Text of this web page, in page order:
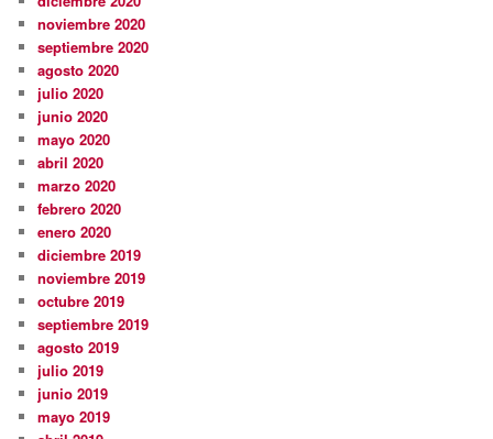
noviembre 2020
septiembre 2020
agosto 2020
julio 2020
junio 2020
mayo 2020
abril 2020
marzo 2020
febrero 2020
enero 2020
diciembre 2019
noviembre 2019
octubre 2019
septiembre 2019
agosto 2019
julio 2019
junio 2019
mayo 2019